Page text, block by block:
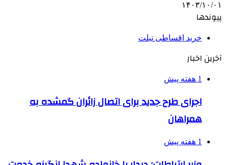
۱۴۰۳/۱۰/۰۱
پیوندها
خرید اقساطی تبلت
آخرین اخبار
1 هفته پیش
اجرای طرح جدید برای اتصال زائران گمشده به
همراهان
1 هفته پیش